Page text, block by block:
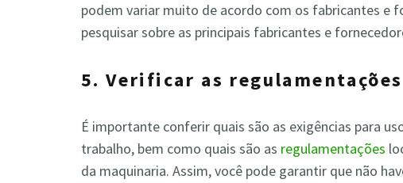
podem variar muito de acordo com os fabricantes e
pesquisar sobre as principais fabricantes e
5. Verificar as
É importante conferir quais são as exigências para
trabalho, bem como quais são as regulamentações
da maquinaria. Assim, você pode garantir que não